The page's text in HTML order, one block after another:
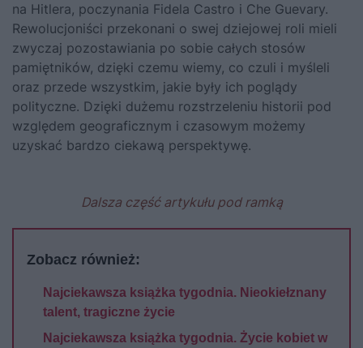
na Hitlera, poczynania Fidela Castro i Che Guevary.
Rewolucjoniści przekonani o swej dziejowej roli mieli
zwyczaj pozostawiania po sobie całych stosów
pamiętników, dzięki czemu wiemy, co czuli i myśleli
oraz przede wszystkim, jakie były ich poglądy
polityczne. Dzięki dużemu rozstrzeleniu historii pod
względem geograficznym i czasowym możemy
uzyskać bardzo ciekawą perspektywę.
Dalsza część artykułu pod ramką
Zobacz również:
Najciekawsza książka tygodnia. Nieokiełznany
talent, tragiczne życie
Najciekawsza książka tygodnia. Życie kobiet w